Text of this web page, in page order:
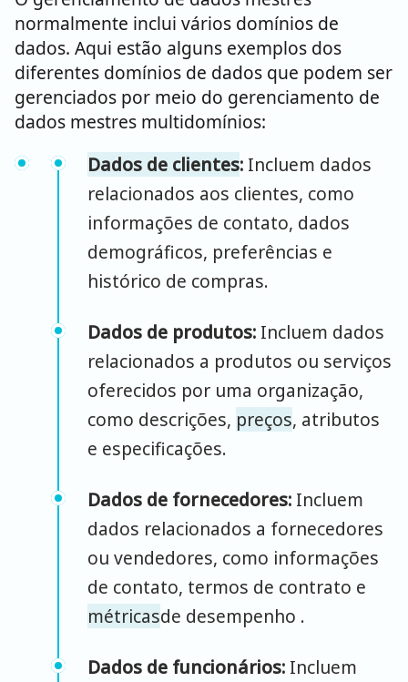
normalmente inclui vários domínios de
dados. Aqui estão alguns exemplos dos
diferentes domínios de dados que podem ser
gerenciados por meio do gerenciamento de
dados mestres multidomínios:
Dados de clientes: Incluem dados
relacionados aos clientes, como
informações de contato, dados
demográficos, preferências e
histórico de compras.
Dados de produtos: Incluem dados
relacionados a produtos ou serviços
oferecidos por uma organização,
como descrições, preços, atributos
e especificações.
Dados de fornecedores: Incluem
dados relacionados a fornecedores
ou vendedores, como informações
de contato, termos de contrato e
métricasde desempenho .
Dados de funcionários: Incluem